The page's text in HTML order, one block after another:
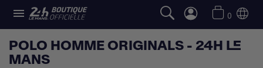
 0
POLO HOMME ORIGINALS - 24H LE
MANS